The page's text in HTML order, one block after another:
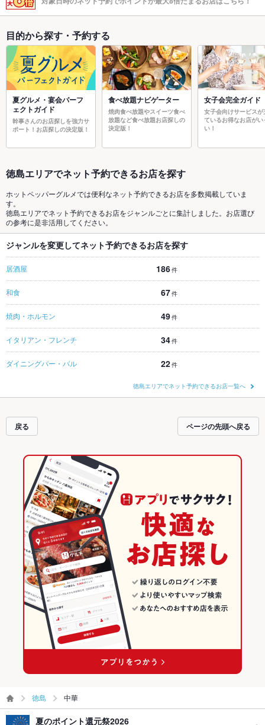
目的から探す・予約する
夏グルメ・宴会パーフ
ェクトガイド
幹事さんのお店探しを強力サ
ポート！お店探しの決定版！
食べ放題ナビゲーター
焼肉食べ放題やスイーツ食べ
放題など食べ放題お店探しの
決定版！
女子会完全ガイド
女子会向けサービスが
ているお得なお店がい
い！
徳島エリアでネット予約できるお店を探す
ホットペッパーグルメでは便利なネット予約できるお店を多数掲載していま
す。
徳島エリアでネット予約できるお店をジャンルごとに集計しました。お店選び
の参考に是非活用してください。
ジャンルを変更してネット予約できるお店を探す
居酒屋 186件
和食 67件
焼肉・ホルモン 49件
イタリアン・フレンチ 34件
ダイニングバー・バル 22件
徳島エリアでネット予約できるお店一覧へ
戻る ページの先頭へ戻る
徳島 中華
夏のポイント還元祭2026